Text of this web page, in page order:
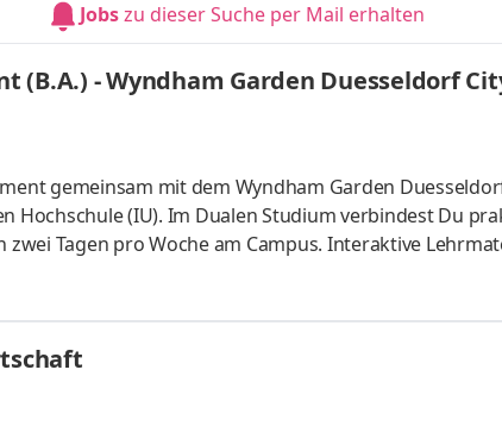
Jobszu dieser Suche per Mail erhalten
- Wyndham Garden Duesseldorf
gemeinsam mit dem Wyndham Garden
Hochschule (IU). Im Dualen Studium verbindest Du
Tagen pro Woche am Campus. Interaktive
Unser Gästekreis ist vielfältig und kommt aus aller
Messen und Freizeit. Wir suchen Teamplayer:innen,
Als Hotel garni bieten wir einen idealen